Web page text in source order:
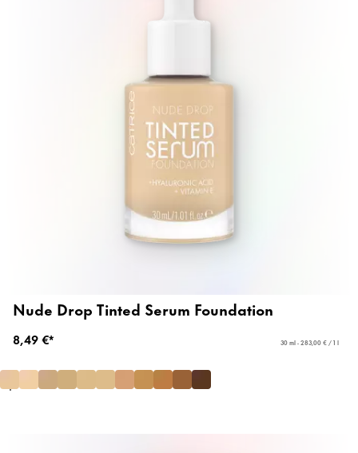
Nude Drop Tinted Serum Foundation
8,49 €* 30 ml - 283,00 € / 1 l